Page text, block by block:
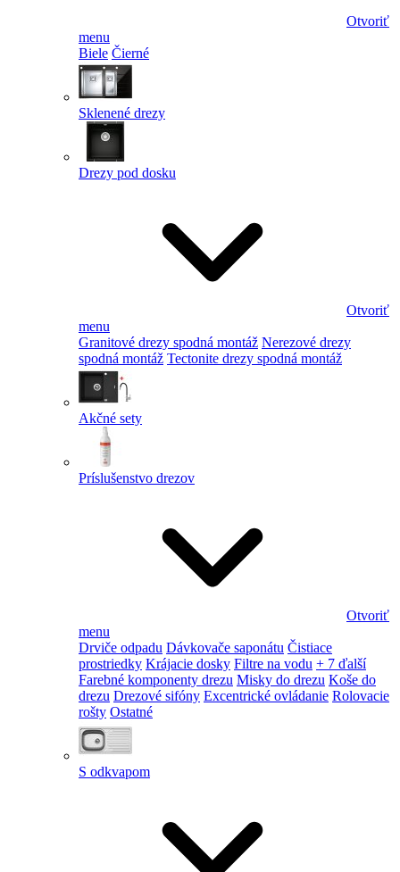
Otvoriť
menu
Biele Čierné
Sklenené drezy
Drezy pod dosku
Otvoriť
menu
Granitové drezy spodná montáž Nerezové drezy
spodná montáž Tectonite drezy spodná montáž
Akčné sety
Príslušenstvo drezov
Otvoriť
menu
Drviče odpadu Dávkovače saponátu Čistiace
prostriedky Krájacie dosky Filtre na vodu + 7 ďalší
Farebné komponenty drezu Misky do drezu Koše do
drezu Drezové sifóny Excentrické ovládanie Rolovacie
rošty Ostatné
S odkvapom